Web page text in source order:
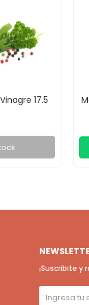
17.5
¡Suscribite y